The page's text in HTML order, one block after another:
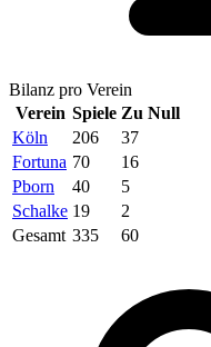
Bilanz pro Verein
Verein Spiele Zu Null
Köln
206
37
Fortuna 70
16
Pborn
40
5
Schalke 19
2
Gesamt 335 60